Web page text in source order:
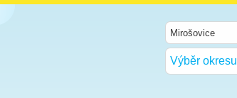
Výběr okresu